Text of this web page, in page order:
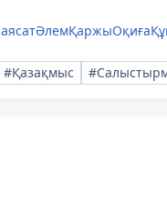
ӘлемҚаржыОқиға
#Қазақмыс